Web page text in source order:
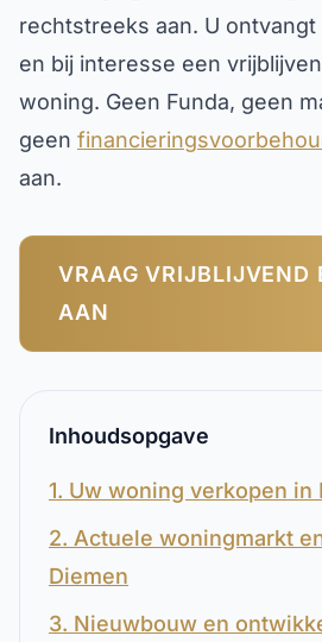
rechtstreeks aan. U
en bij interesse een
woning. Geen Funda, geen
geen
aan.
VRAAG VRIJBLIJVEND
AAN
Inhoudsopgave
1. Uw woning verkopen in
2. Actuele woningmarkt
Diemen
3. Nieuwbouw en